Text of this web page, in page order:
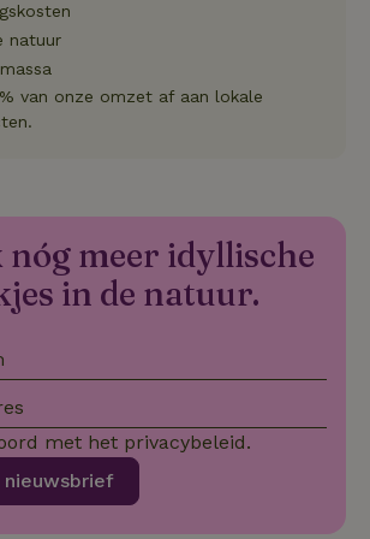
natuur
van onze omzet af aan lokale
nóg meer idyllische
in de natuur.
nieuwsbrief
met het privacybeleid.
.natuurhuisje.nl
dagen
gebruikt
Cookie-
service
seconden
efficiënte